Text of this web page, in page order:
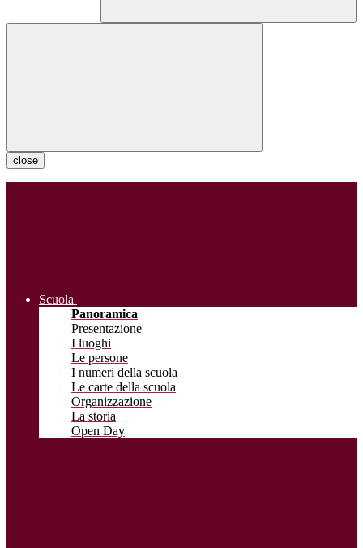
close
Scuola
Panoramica
Presentazione
I luoghi
Le persone
I numeri della scuola
Le carte della scuola
Organizzazione
La storia
Open Day